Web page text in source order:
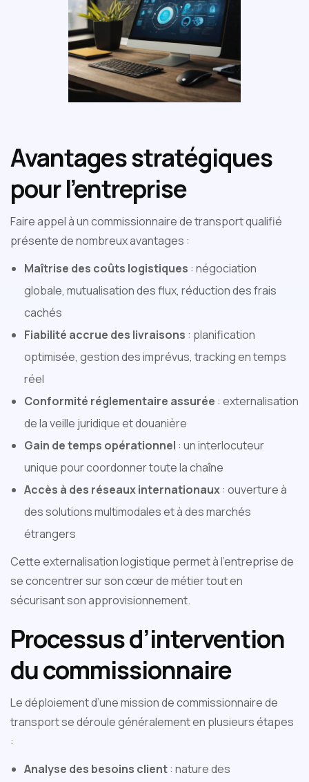
Avantages stratégiques
pour l’entreprise
Faire appel à un commissionnaire de transport qualifié
présente de nombreux avantages :
Maîtrise des coûts logistiques : négociation
globale, mutualisation des flux, réduction des frais
cachés
Fiabilité accrue des livraisons : planification
optimisée, gestion des imprévus, tracking en temps
réel
Conformité réglementaire assurée : externalisation
de la veille juridique et douanière
Gain de temps opérationnel : un interlocuteur
unique pour coordonner toute la chaîne
Accès à des réseaux internationaux: ouverture à
des solutions multimodales et à des marchés
étrangers
Cette externalisation logistique permet à l’entreprise de
se concentrer sur son cœur de métier tout en
sécurisant son approvisionnement.
Processus d’intervention
du commissionnaire
Le déploiement d’une mission de commissionnaire de
transport se déroule généralement en plusieurs étapes
:
Analyse des besoins client: nature des